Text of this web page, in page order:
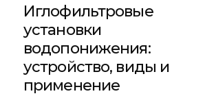
Иглофильтровые
установки
водопонижения:
устройство, виды и
применение